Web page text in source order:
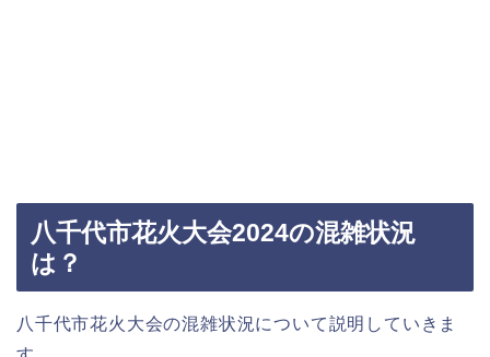
八千代市花火大会2024の混雑状況
は？
八千代市花火大会の混雑状況について説明していきま